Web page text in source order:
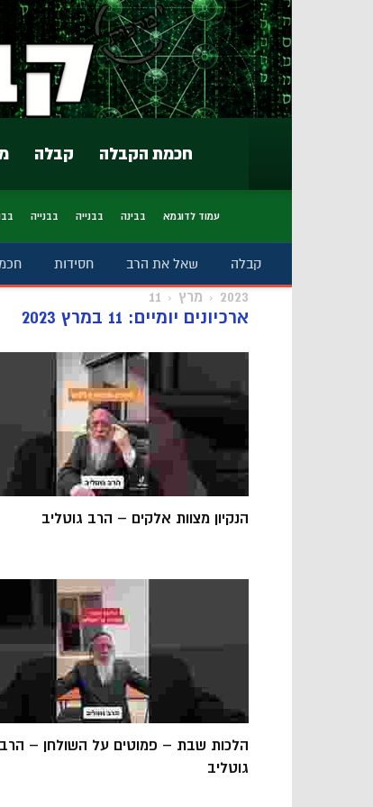
קבלה חכמת הקבלה
עמוד לדוגמא בבינה בבנייה בבנייה
קבלה שאל את הרב חסידות
2023 מרץ 11
ארכיונים יומיים: 11 במרץ 2023
הנקיון מצוות אלקים – הרב גוטליב
הלכות שבת – פמוטים על השולחן – הרב
גוטליב